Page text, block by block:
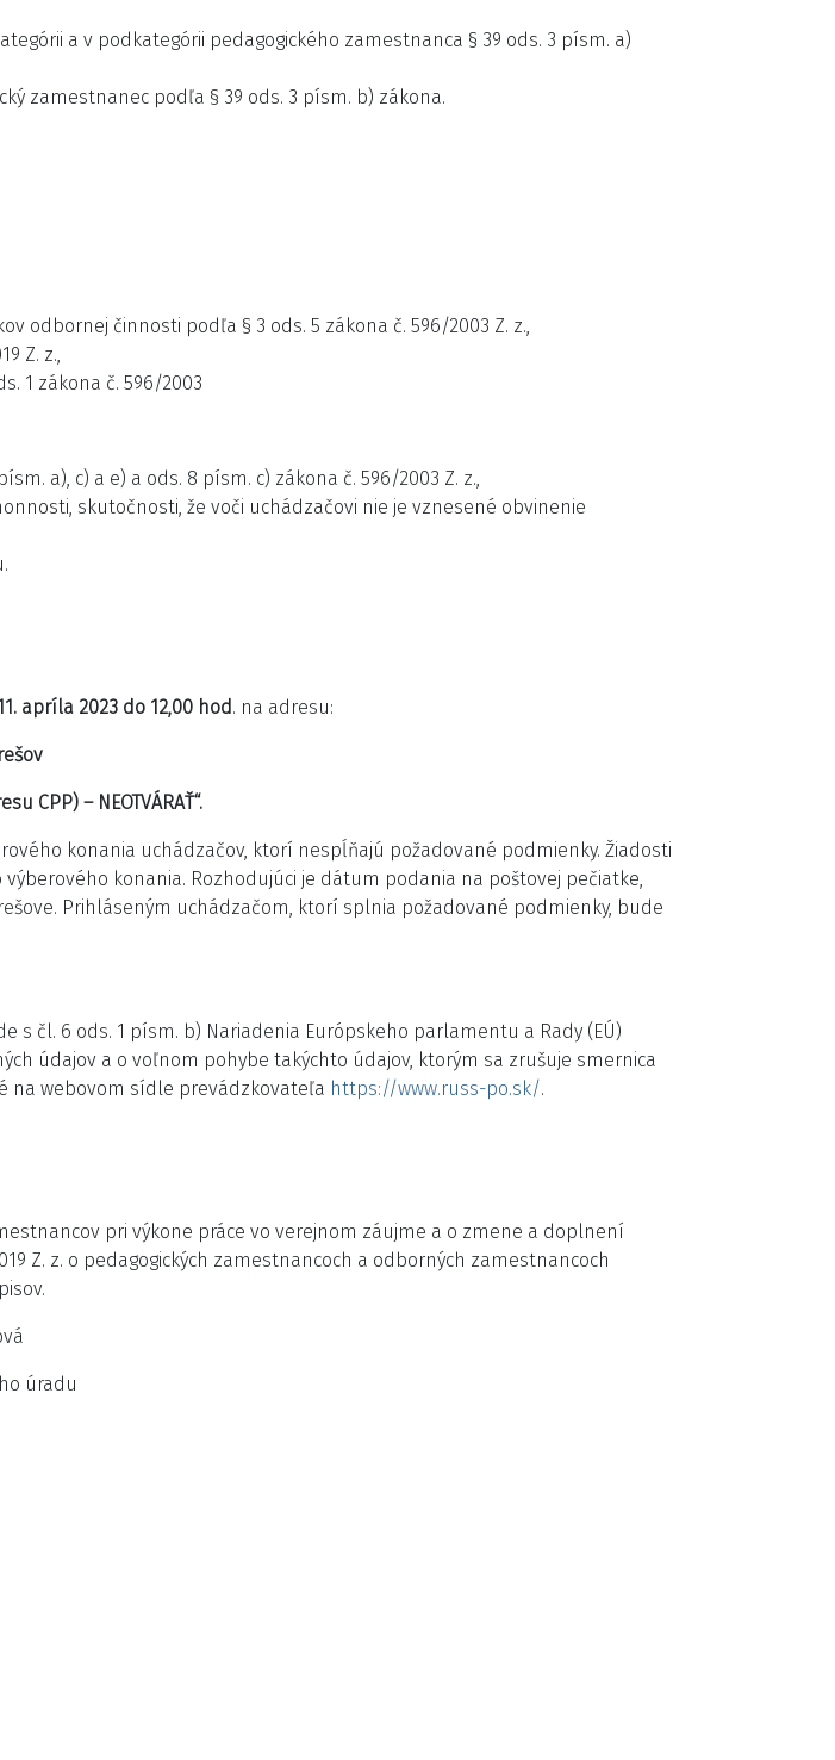
a v podkategórii pedagogického zamestnanca § 39 ods. 3 písm. a)
zamestnanec podľa § 39 ods. 3 písm. b) zákona.
odbornej činnosti podľa § 3 ods. 5 zákona č. 596/2003 Z. z.,
Z. z.,
1 zákona č. 596/2003
a), c) a e) a ods. 8 písm. c) zákona č. 596/2003 Z. z.,
skutočnosti, že voči uchádzačovi nie je vznesené obvinenie
apríla 2023 do 12,00 hod. na adresu:
CPP) – NEOTVÁRAŤ“.
konania uchádzačov, ktorí nespĺňajú požadované podmienky. Žiadosti
konania. Rozhodujúci je dátum podania na poštovej pečiatke,
Prihláseným uchádzačom, ktorí splnia požadované podmienky, bude
čl. 6 ods. 1 písm. b) Nariadenia Európskeho parlamentu a Rady (EÚ)
údajov a o voľnom pohybe takýchto údajov, ktorým sa zrušuje smernica
na webovom sídle prevádzkovateľa https://www.russ-po.sk/.
pri výkone práce vo verejnom záujme a o zmene a doplnení
Z. z. o pedagogických zamestnancoch a odborných zamestnancoch